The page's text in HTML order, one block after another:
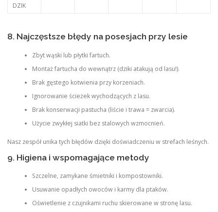
DZIK
8. Najczęstsze błędy na posesjach przy lesie
Zbyt wąski lub płytki fartuch.
Montaż fartucha do wewnątrz (dziki atakują od lasu!).
Brak gęstego kotwienia przy korzeniach.
Ignorowanie ścieżek wychodzących z lasu.
Brak konserwacji pastucha (liście i trawa = zwarcia).
Użycie zwykłej siatki bez stalowych wzmocnień.
Nasz zespół unika tych błędów dzięki doświadczeniu w strefach leśnych.
9. Higiena i wspomagające metody
Szczelne, zamykane śmietniki i kompostowniki.
Usuwanie opadłych owoców i karmy dla ptaków.
Oświetlenie z czujnikami ruchu skierowane w stronę lasu.